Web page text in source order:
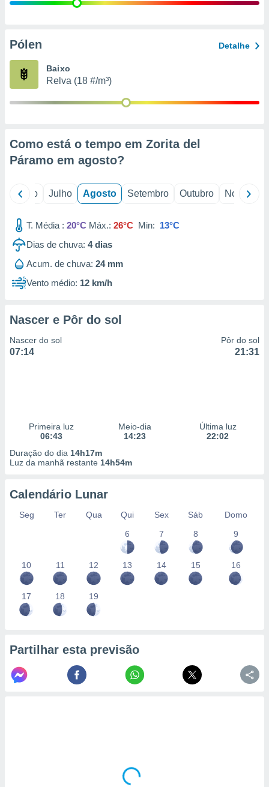
e
de
Pólen Detalhe
Baixo
Relva (18 #/m³)
Como está o tempo em Zorita del
Páramo em agosto?
Junho Julho Agosto Setembro Outubro Novembro
T. Média : 20°C Máx.: 26°C Min: 13°C
Dias de chuva: 4dias
Acum. de chuva: 24 mm
Vento médio: 12 km/h
Nascer e Pôr do sol
Nascer do sol
07:14
Pôr do sol
21:31
Primeira luz
06:43
Meio-dia
14:23
Última luz
22:02
Duração do dia 14h17m
Luz da manhã restante 14h54m
Calendário Lunar
Seg Ter Qua Qui Sex Sáb
Domo
6
7 8 9
10 11 12 13 14 15 16
17 18 19
Partilhar esta previsão